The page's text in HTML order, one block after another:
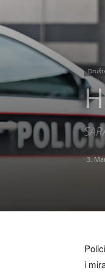
3.
i